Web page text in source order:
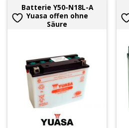
Batterie Y50-N18L-A
Yuasa offen ohne
Säure